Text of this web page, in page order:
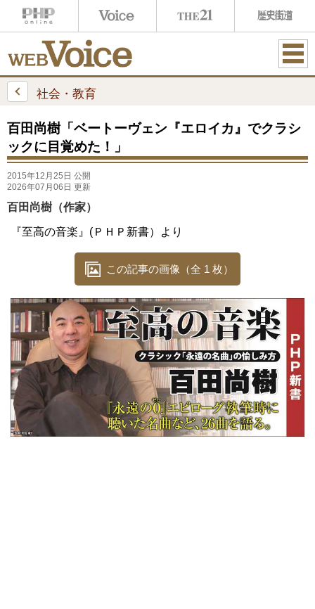
ME
社会・教育
百田尚樹「ベートーヴェン『エロイカ』でクラシ
ックに目覚めた！」
2015年12月25日 公開
2026年07月06日 更新
百田尚樹（作家）
『至高の音楽』(ＰＨＰ新書）より
この記事の画像（全 1 枚）